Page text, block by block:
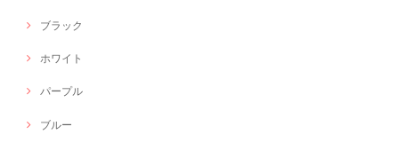
ブラック
ホワイト
パープル
ブルー